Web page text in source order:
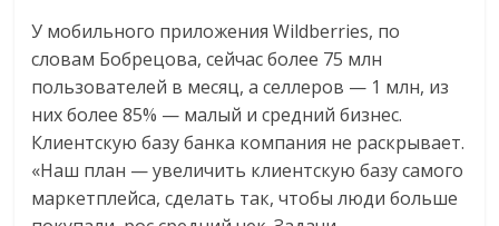
У мобильного приложения Wildberries, по
словам Бобрецова, сейчас более 75 млн
пользователей в месяц, а селлеров — 1 млн, из
них более 85% — малый и средний бизнес.
Клиентскую базу банка компания не раскрывает.
«Наш план — увеличить клиентскую базу самого
маркетплейса, сделать так, чтобы люди больше